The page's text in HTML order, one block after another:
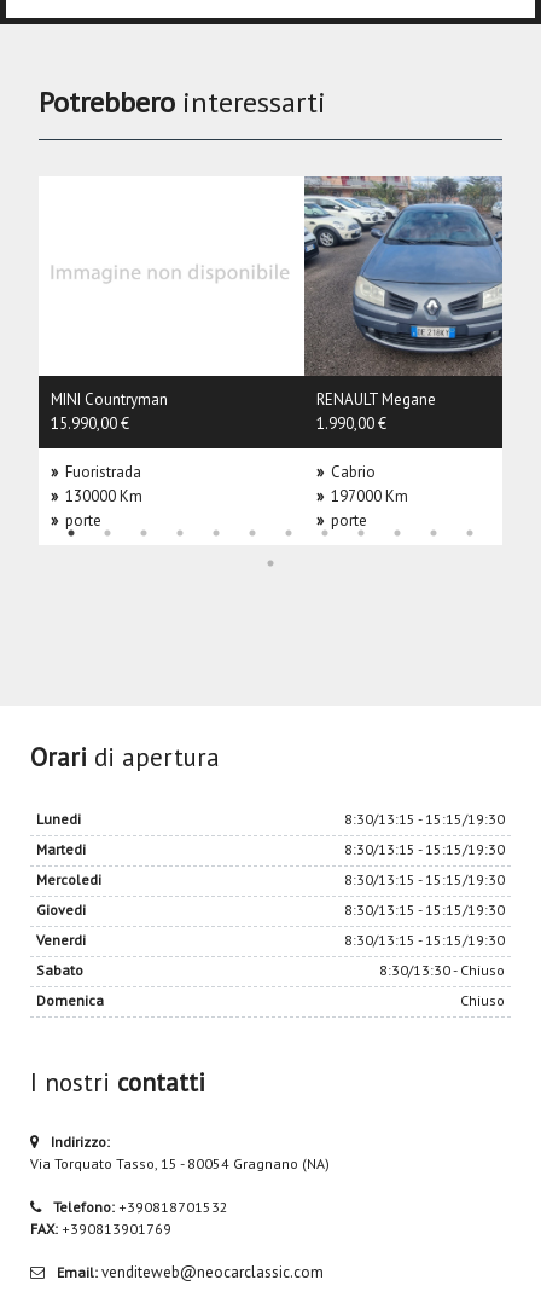
Potrebbero interessarti
MINI Countryman
15.990,00 €
» Fuoristrada
» 130000 Km
» porte
RENAULT Megane
1.990,00 €
» Cabrio
» 197000 Km
» porte
Orari di apertura
Lunedi
8:30/13:15 - 15:15/19:30
Martedi
8:30/13:15 - 15:15/19:30
Mercoledi
8:30/13:15 - 15:15/19:30
Giovedi
8:30/13:15 - 15:15/19:30
Venerdi
8:30/13:15 - 15:15/19:30
Sabato
8:30/13:30 - Chiuso
Domenica
Chiuso
I nostri contatti
Indirizzo:
Via Torquato Tasso, 15 - 80054 Gragnano (NA)
Telefono: +390818701532
FAX: +390813901769
Email: venditeweb@neocarclassic.com